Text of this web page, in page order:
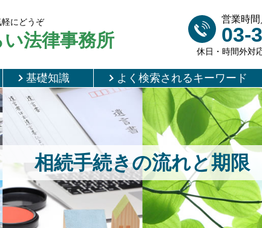
相続手続きの流れと期限
にどうぞ
い法律事務所
営業時
03-
休日・時間外対
基礎知識 よく検索されるキーワード